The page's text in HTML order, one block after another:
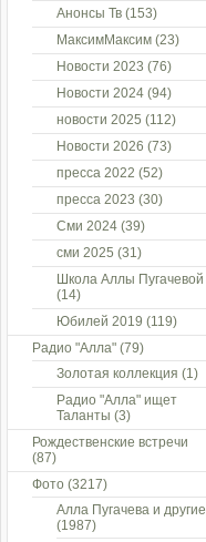
Анонсы Тв (153)
МаксимМаксим (23)
Новости 2023 (76)
Новости 2024 (94)
новости 2025 (112)
Новости 2026 (73)
пресса 2022 (52)
пресса 2023 (30)
Сми 2024 (39)
сми 2025 (31)
Школа Аллы Пугачевой
(14)
Юбилей 2019 (119)
Радио "Алла" (79)
Золотая коллекция (1)
Радио "Алла" ищет
Таланты (3)
Рождественские встречи
(87)
Фото (3217)
Алла Пугачева и другие
(1987)